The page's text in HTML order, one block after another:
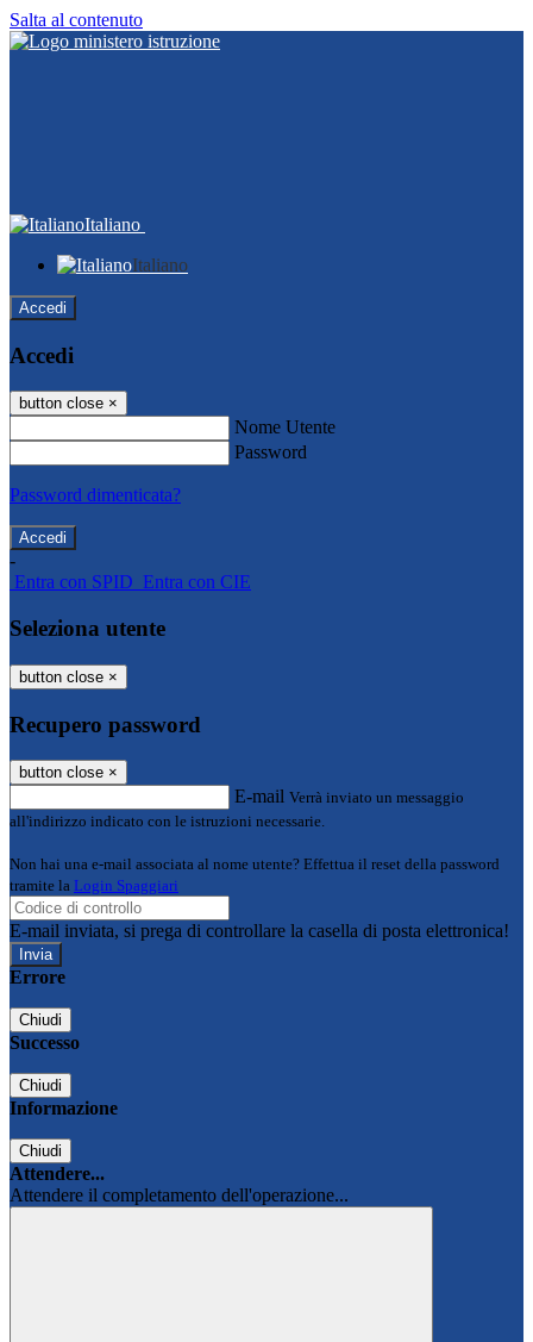
Salta al contenuto
Italiano
Italiano
Accedi
Accedi
button close ×
Nome Utente
Password
Password dimenticata?
-
Entra con SPID Entra con CIE
Seleziona utente
button close ×
Recupero password
button close ×
E-mail Verrà inviato un messaggio
all'indirizzo indicato con le istruzioni necessarie.
Non hai una e-mail associata al nome utente? Effettua il reset della password
tramite la Login Spaggiari
E-mail inviata, si prega di controllare la casella di posta elettronica!
Errore
Chiudi
Successo
Chiudi
Informazione
Chiudi
Attendere...
Attendere il completamento dell'operazione...